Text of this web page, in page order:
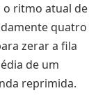
ritmo atual de
quatro
zerar a fila
de um
reprimida.